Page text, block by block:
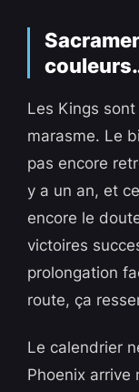
Les Kings
marasme. Le
pas encore
y a un an, et
encore le
victoires
prolongation
route, ça
Le calendrier
Phoenix arrive